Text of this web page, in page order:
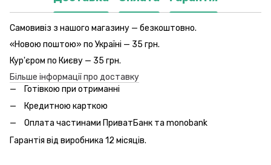
Самовивіз з нашого магазину — безкоштовно.
«Новою поштою» по Україні — 35 грн.
Кур'єром по Києву — 35 грн.
Більше інформації про доставку
Готівкою при отриманні
Кредитною карткою
Оплата частинами ПриватБанк та monobank
Гарантія від виробника 12 місяців.